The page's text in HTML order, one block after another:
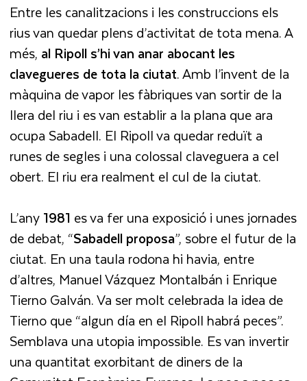
Entre les canalitzacions i les construccions els
rius van quedar plens d’activitat de tota mena. A
més, al Ripoll s’hi van anar abocant les
clavegueres de tota la ciutat. Amb l’invent de la
màquina de vapor les fàbriques van sortir de la
llera del riu i es van establir a la plana que ara
ocupa Sabadell. El Ripoll va quedar reduït a
runes de segles i una colossal claveguera a cel
obert. El riu era realment el cul de la ciutat.
L’any1981 es va fer una exposició i unes jornades
de debat, “Sabadell proposa”, sobre el futur de la
ciutat. En una taula rodona hi havia, entre
d’altres, Manuel Vázquez Montalbán i Enrique
Tierno Galván. Va ser molt celebrada la idea de
Tierno que “algun día en el Ripoll habrá peces”.
Semblava una utopia impossible. Es van invertir
una quantitat exorbitant de diners de la